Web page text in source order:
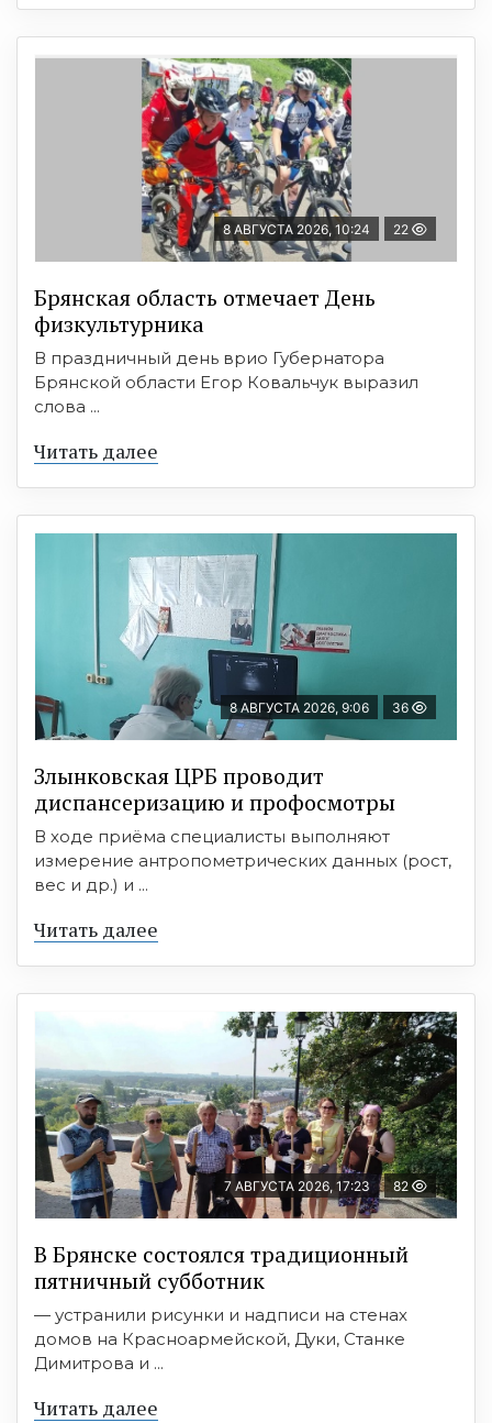
8 АВГУСТА 2026, 10:24 22
Брянская область отмечает День
физкультурника
В праздничный день врио Губернатора
Брянской области Егор Ковальчук выразил
слова ...
Читать далее
8 АВГУСТА 2026, 9:06 36
Злынковская ЦРБ проводит
диспансеризацию и профосмотры
В ходе приёма специалисты выполняют
измерение антропометрических данных (рост,
вес и др.) и ...
Читать далее
7 АВГУСТА 2026, 17:23 82
В Брянске состоялся традиционный
пятничный субботник
— устранили рисунки и надписи на стенах
домов на Красноармейской, Дуки, Станке
Димитрова и ...
Читать далее